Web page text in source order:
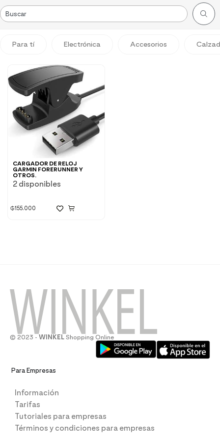
Para tí Electrónica Accesorios
CARGADOR DE RELOJ
GARMIN FORERUNNER Y
OTROS.
2 disponibles
₲155.000
© 2023 - WINKEL Shopping Online
Para Empresas
Información
Tarifas
Tutoriales para empresas
Términos y condiciones para empresas